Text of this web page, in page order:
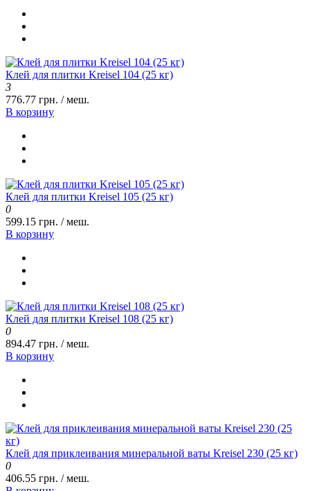
Клей для плитки Kreisel 104 (25 кг)
3
776.77 грн. / меш.
В корзину
Клей для плитки Kreisel 105 (25 кг)
0
599.15 грн. / меш.
В корзину
Клей для плитки Kreisel 108 (25 кг)
0
894.47 грн. / меш.
В корзину
Клей для приклеивания минеральной ваты Kreisel 230 (25 кг)
0
406.55 грн. / меш.